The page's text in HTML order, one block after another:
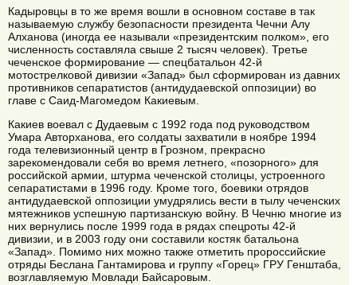
Кадыровцы в то же время вошли в основном составе в так
называемую службу безопасности президента Чечни Алу
Алханова (иногда ее называли «президентским полком», его
численность составляла свыше 2 тысяч человек). Третье
чеченское формирование — спецбатальон 42-й
мотострелковой дивизии «Запад» был сформирован из давних
противников сепаратистов (антидудаевской оппозиции) во
главе с Саид-Магомедом Какиевым.
Какиев воевал с Дудаевым с 1992 года под руководством
Умара Авторханова, его солдаты захватили в ноябре 1994
года телевизионный центр в Грозном, прекрасно
зарекомендовали себя во время летнего, «позорного» для
российской армии, штурма чеченской столицы, устроенного
сепаратистами в 1996 году. Кроме того, боевики отрядов
антидудаевской оппозиции умудрялись вести в тылу чеченских
мятежников успешную партизанскую войну. В Чечню многие из
них вернулись после 1999 года в рядах спецроты 42-й
дивизии, и в 2003 году они составили костяк батальона
«Запад». Помимо них можно также отметить пророссийские
отряды Беслана Гантамирова и группу «Горец» ГРУ Генштаба,
возглавляемую Мовлади Байсаровым.